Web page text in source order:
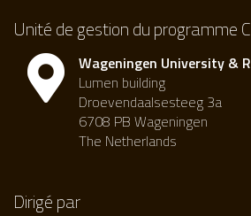
Unité de gestion du programme
Wageningen University &
Lumen building
Droevendaalsesteeg 3a
6708 PB Wageningen
The Netherlands
Dirigé par